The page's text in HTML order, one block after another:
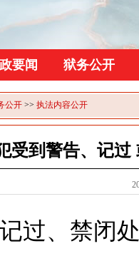
要闻 狱务公开
公开 >> 执法内容公开
受到警告、记过
、禁闭